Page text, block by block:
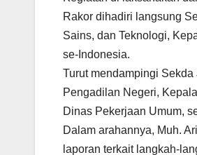
Rakor dihadiri langsung
Sains, dan Teknologi,
se-Indonesia.
Turut mendampingi
Pengadilan Negeri,
Dinas Pekerjaan Umum,
Dalam arahannya, Muh.
laporan terkait langkah-